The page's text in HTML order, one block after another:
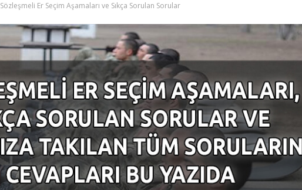
Sözleşmeli Er Seçim Aşamaları ve Sıkça Sorulan Sorular